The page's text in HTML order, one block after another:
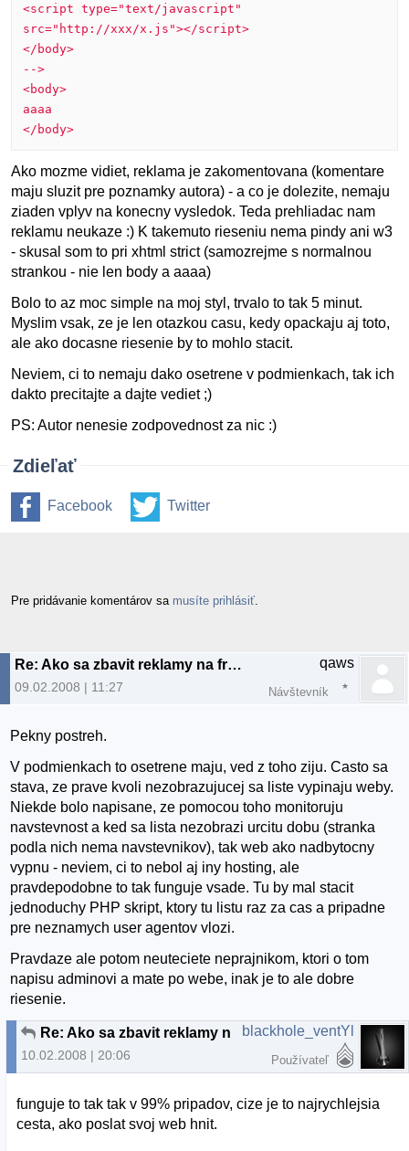
<script type="text/javascript"
src="http://xxx/x.js"></script>
</body>
-->
<body>
aaaa
</body>
Ako mozme vidiet, reklama je zakomentovana (komentare
maju sluzit pre poznamky autora) - a co je dolezite, nemaju
ziaden vplyv na konecny vysledok. Teda prehliadac nam
reklamu neukaze :) K takemuto rieseniu nema pindy ani w3
- skusal som to pri xhtml strict (samozrejme s normalnou
strankou - nie len body a aaaa)
Bolo to az moc simple na moj styl, trvalo to tak 5 minut.
Myslim vsak, ze je len otazkou casu, kedy opackaju aj toto,
ale ako docasne riesenie by to mohlo stacit.
Neviem, ci to nemaju dako osetrene v podmienkach, tak ich
dakto precitajte a dajte vediet ;)
PS: Autor nenesie zodpovednost za nic :)
Zdieľať
Facebook Twitter
Pre pridávanie komentárov sa musíte prihlásiť
Re: Ako sa zbavit reklamy na freehostingoch
09.02.2008 | 11:27
qaws
Návštevník
Pekny postreh.
V podmienkach to osetrene maju, ved z toho ziju. Casto sa
stava, ze prave kvoli nezobrazujucej sa liste vypinaju weby.
Niekde bolo napisane, ze pomocou toho monitoruju
navstevnost a ked sa lista nezobrazi urcitu dobu (stranka
podla nich nema navstevnikov), tak web ako nadbytocny
vypnu - neviem, ci to nebol aj iny hosting, ale
pravdepodobne to tak funguje vsade. Tu by mal stacit
jednoduchy PHP skript, ktory tu listu raz za cas a pripadne
pre neznamych user agentov vlozi.
Pravdaze ale potom neuteciete neprajnikom, ktori o tom
napisu adminovi a mate po webe, inak je to ale dobre
riesenie.
Re: Ako sa zbavit reklamy na freehostingoch
10.02.2008 | 20:06
blackhole_ventYl
Používateľ
funguje to tak tak v 99% pripadov, cize je to najrychlejsia
cesta, ako poslat svoj web hnit.